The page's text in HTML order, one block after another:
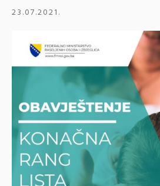
23.07.2021.